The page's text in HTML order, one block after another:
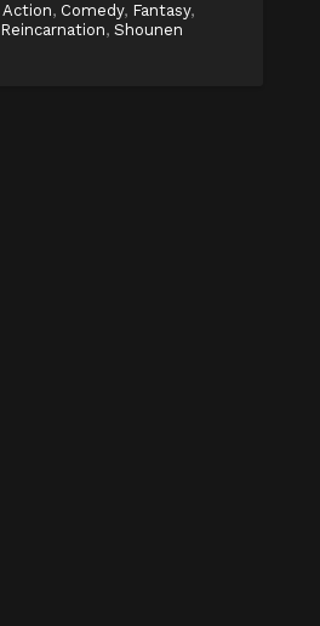
Action, Comedy, Fantasy,
Reincarnation, Shounen